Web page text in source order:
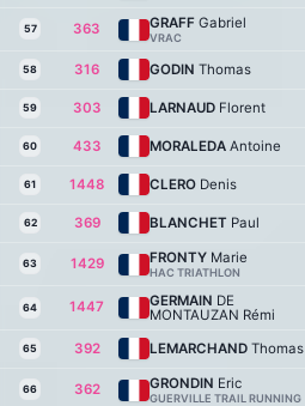
57 363 GRAFF Gabriel
VRAC
58 316 GODIN Thomas
59 303 LARNAUD Florent
60 433 MORALEDA Antoine
61 1448 CLERO Denis
62 369 BLANCHET Paul
63 1429 FRONTY Marie
HAC TRIATHLON
64 1447 GERMAIN DE
MONTAUZAN Rémi
65 392 LEMARCHAND Thomas
66 362 GRONDIN Eric
GUERVILLE TRAIL RUNNING